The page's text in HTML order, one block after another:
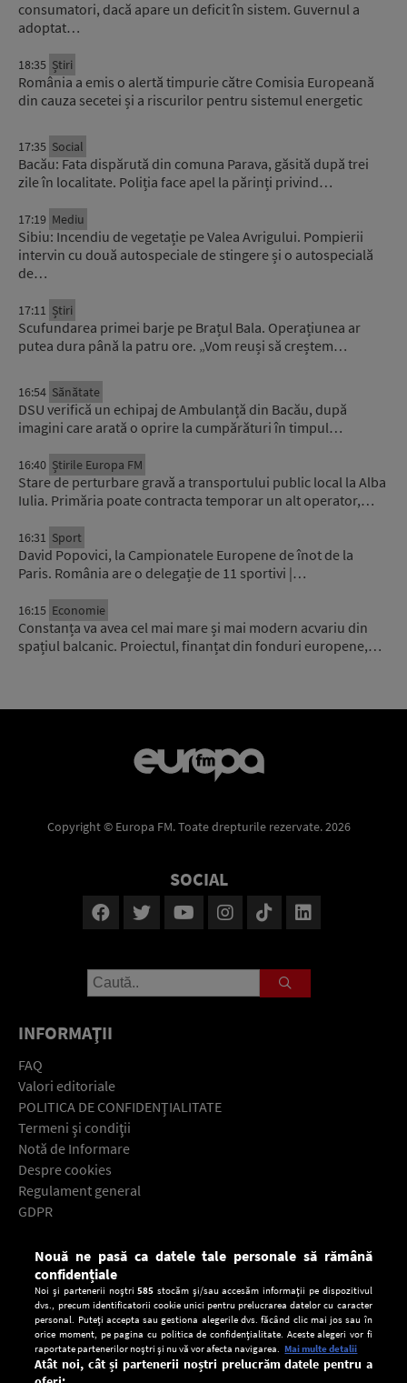
consumatori, dacă apare un deficit în sistem. Guvernul a
adoptat…
18:35 Știri
România a emis o alertă timpurie către Comisia Europeană
din cauza secetei și a riscurilor pentru sistemul energetic
17:35 Social
Bacău: Fata dispărută din comuna Parava, găsită după trei
zile în localitate. Poliția face apel la părinți privind…
17:19 Mediu
Sibiu: Incendiu de vegetație pe Valea Avrigului. Pompierii
intervin cu două autospeciale de stingere și o autospecială
de…
17:11 Știri
Scufundarea primei barje pe Brațul Bala. Operațiunea ar
putea dura până la patru ore. „Vom reuși să creștem…
16:54 Sănătate
DSU verifică un echipaj de Ambulanță din Bacău, după
imagini care arată o oprire la cumpărături în timpul…
16:40 Știrile Europa FM
Stare de perturbare gravă a transportului public local la Alba
Iulia. Primăria poate contracta temporar un alt operator,…
16:31 Sport
David Popovici, la Campionatele Europene de înot de la
Paris. România are o delegație de 11 sportivi |…
16:15 Economie
Constanța va avea cel mai mare și mai modern acvariu din
spațiul balcanic. Proiectul, finanțat din fonduri europene,…
Copyright © Europa FM. Toate drepturile rezervate. 2026
SOCIAL
INFORMAŢII
FAQ
Valori editoriale
POLITICA DE CONFIDENŢIALITATE
Termeni şi condiţii
Notă de Informare
Despre cookies
Regulament general
GDPR
Descarcă gratuit aplicaţia Europa FM pentru smartphone:
Nouă ne pasă ca datele tale personale să rămână
confidențiale
Noi și partenerii noștri585 stocăm și/sau accesăm informații pe dispozitivul
dvs., precum identificatorii cookie unici pentru prelucrarea datelor cu caracter
personal. Puteți accepta sau gestiona alegerile dvs. făcând clic mai jos sau în
orice moment, pe pagina cu politica de confidențialitate. Aceste alegeri vor fi
raportate partenerilor noștri și nu vă vor afecta navigarea. Mai multe detalii
Atât noi, cât și partenerii noștri prelucrăm datele pentru a